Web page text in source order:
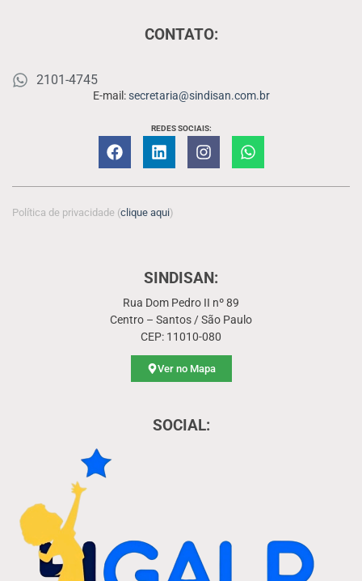
CONTATO:
2101-4745
E-mail:secretaria@sindisan.com.br
REDES SOCIAIS:
Política de privacidade (clique aqui)
SINDISAN:
Rua Dom Pedro II nº 89
Centro – Santos / São Paulo
CEP: 11010-080
Ver no Mapa
SOCIAL: